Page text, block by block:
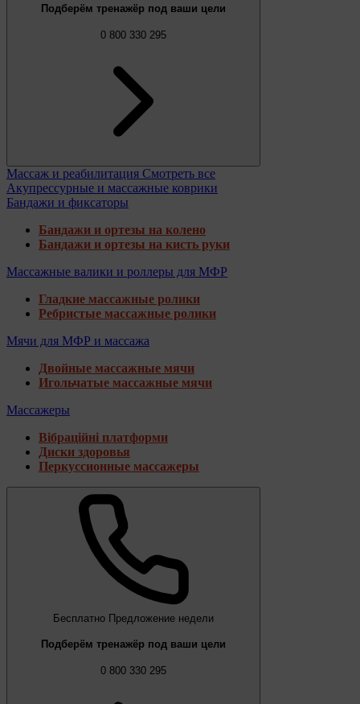
Подберём тренажёр под ваши цели
0 800 330 295
Массаж и реабилитация Смотреть все
Акупрессурные и массажные коврики
Бандажи и фиксаторы
Бандажи и ортезы на колено
Бандажи и ортезы на кисть руки
Массажные валики и роллеры для МФР
Гладкие массажные ролики
Ребристые массажные ролики
Мячи для МФР и массажа
Двойные массажные мячи
Игольчатые массажные мячи
Массажеры
Вібраційні платформи
Диски здоровья
Перкуссионные массажеры
Бесплатно Предложение недели
Подберём тренажёр под ваши цели
0 800 330 295